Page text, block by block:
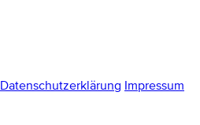
Datenschutzerklärung Impressum